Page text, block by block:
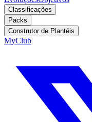
Classificações
Packs
Construtor de Plantéis
MyClub